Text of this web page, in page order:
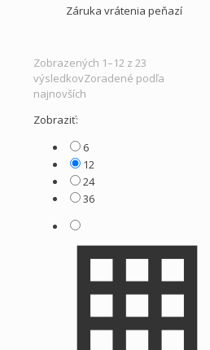
Záruka vrátenia peňazí
Zobrazených 1–12 z 23
výsledkovZoradené podľa
najnovších
Zobraziť:
6
12
24
36